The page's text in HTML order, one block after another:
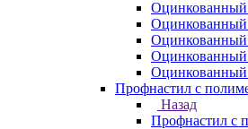
Оцинкованный
Оцинкованный
Оцинкованный
Профнастил с
Назад
Профнастил с